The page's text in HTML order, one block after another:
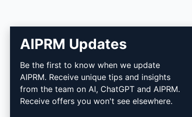
AIPRM
AIPRM è uno strumento di gestione dei
libreria di prompt sviluppata dalla community.
Realizza in pochi minuti attività di marketing,
operazioni, produttività e assistenza clienti
prompt pronti all'uso per ChatGPT, Claude,
AIPRM Updates
Be the first to know when we update
AIPRM. Receive unique tips and insights
from the team on AI, ChatGPT and AIPRM.
Receive offers you won't see elsewhere.